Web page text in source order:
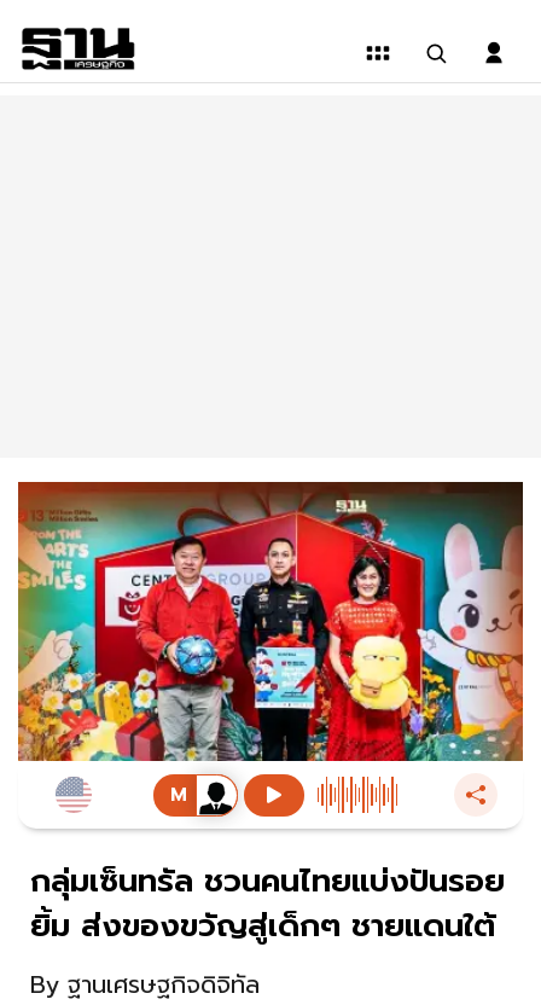
กลุ่มเซ็นทรัล ชวนคนไทยแบ่งปันรอย
ยิ้ม ส่งของขวัญสู่เด็กๆ ชายแดนใต้
By ฐานเศรษฐกิจดิจิทัล